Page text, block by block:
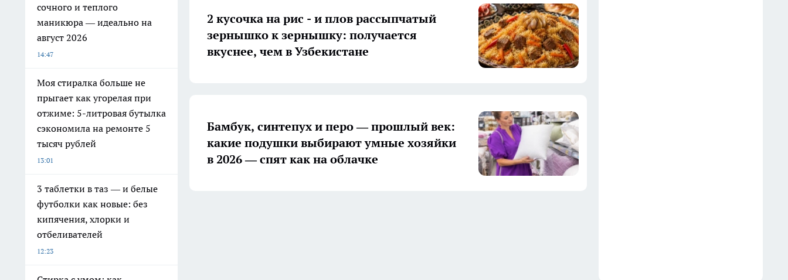
сочного и теплого
маникюра — идеально на
август 2026
14:47
Моя стиралка больше не
прыгает как угорелая при
отжиме: 5-литровая бутылка
сэкономила на ремонте 5
тысяч рублей
13:01
3 таблетки в таз — и белые
футболки как новые: без
кипячения, хлорки и
отбеливателей
12:23
2 кусочка на рис - и плов рассыпчатый
зернышко к зернышку: получается
вкуснее, чем в Узбекистане
Бамбук, синтепух и перо — прошлый век:
какие подушки выбирают умные хозяйки
в 2026 — спят как на облачке